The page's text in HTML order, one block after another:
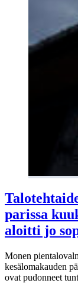
parissa
aloitti jo
Monen
kesälomakauden
ovat pudonneet